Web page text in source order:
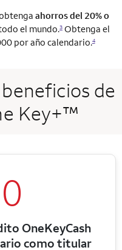
ahorros del 20% o
el mundo.3 Obtenga el
por año calendario.4
de
Key+™
OneKeyCash
como titular